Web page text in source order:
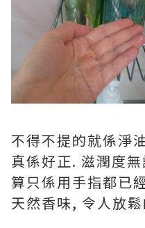
不得不提的就係淨
真係好正. 滋潤度
算只係用手指都已
天然香味, 令人放